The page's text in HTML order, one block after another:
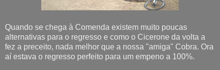
Quando se chega à Comenda existem muito poucas
alternativas para o regresso e como o Cicerone da volta a
fez a preceito, nada melhor que a nossa "amiga" Cobra. Ora
aí estava o regresso perfeito para um empeno a 100%.